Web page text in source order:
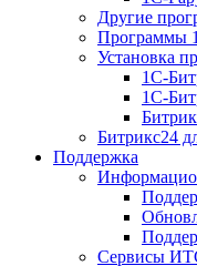
Другие
Программы
Установка
1С-
1С-
Битрикс24
Поддержка
Сервисы